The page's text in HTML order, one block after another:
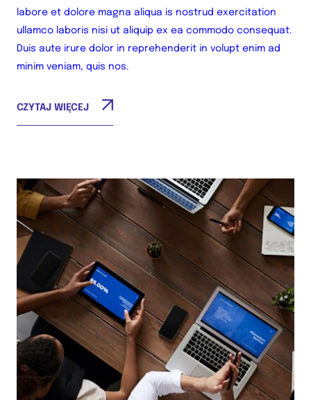
labore et dolore magna aliqua is nostrud exercitation
ullamco laboris nisi ut aliquip ex ea commodo consequat.
Duis aute irure dolor in reprehenderit in volupt enim ad
minim veniam, quis nos.
CZYTAJ WIĘCEJ